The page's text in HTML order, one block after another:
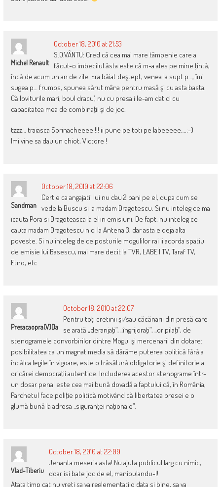
Michel Renault
October 18, 2010 at 21:53
S.O.VÂNTU: Cred că cea mai mare tâmpenie care a
făcut-o imbecilul ăsta este că m-a ales pe mine ţintă,
încă de acum un an de zile. Era băiat deştept, venea la supt p…, îmi
sugea p… frumos, spunea sărut mâna pentru masă şi cu asta basta.
Că loviturile mari, boul dracu’, nu cu presa i le-am dat ci cu
capacitatea mea de combinaţii şi de joc.
tzzz… traiasca Sorinacheeee !!! ii pune pe toti pe labeeeee….:-)
Imi vine sa dau un chiot, Victore !
Sandman
October 18, 2010 at 22:06
Cert e ca angajatii lui nu dau 2 bani pe el, dupa cum se
vede la Buscu si la madam Dragotescu. Si nu inteleg ce ma
icauta Pora si Dragoteasca la el in emisiuni. De fapt, nu inteleg ce
cauta madam Dragotescu nici la Antena 3, dar asta e deja alta
poveste. Si nu inteleg de ce posturile mogulilor rai ii acorda spatiu
de emisie lui Basescu, mai mare decit la TVR, LABE 1 TV, Taraf TV,
Etno, etc.
Presacaopra(v)da
October 18, 2010 at 22:07
Pentru toţi cretinii şi/sau căcănarii din presă care
se arată „deranjaţi”, „îngrijoraţi”, „oripilaţi”, de
stenogramele convorbirilor dintre Mogul şi mercenarii din dotare:
posibilitatea ca un magnat media să dărâme puterea politică fără a
încălca legile în vigoare, este o trăsătură obligatorie şi definitorie a
oricărei democraţii autentice. Includerea acestor stenograme într-
un dosar penal este cea mai bună dovadă a faptului că, în România,
Parchetul face poliţie politică motivând că libertatea presei e o
glumă bună la adresa „siguranţei naţionale”.
Vlad-Tiberiu
October 18, 2010 at 22:09
Jenanta meseria asta! Nu ajuta publicul larg cu nimic,
doar isi bate joc de el, manipulandu-l!
Atata timp cat nu vreti sa va reglementati o data si bine, sa va